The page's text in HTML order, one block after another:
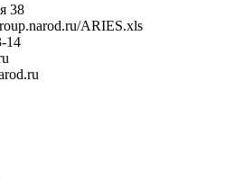
38
ARIES.xls
14